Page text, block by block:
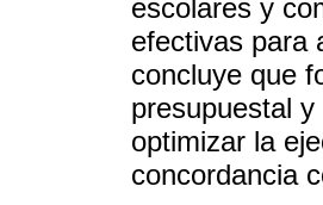
escolares y
efectivas para
concluye que
presupuestal
optimizar la
concordancia